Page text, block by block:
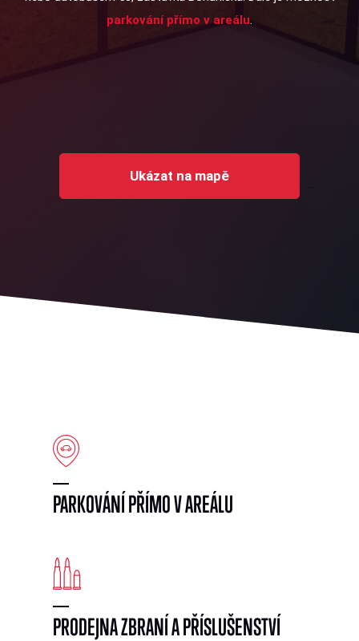
parkování přímo v areálu.
Ukázat na mapě
PARKOVÁNÍ PŘÍMO V AREÁLU
PRODEJNA ZBRANÍ A PŘÍSLUŠENSTVÍ